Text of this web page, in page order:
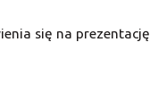
się na prezentację